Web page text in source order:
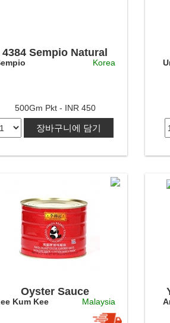
4384 Sempio Natural
Fine Sea Salt
Korea
500Gm Pkt - INR 450
장바구니에 담기
Oyster Sauce
Kum Kee Malaysia